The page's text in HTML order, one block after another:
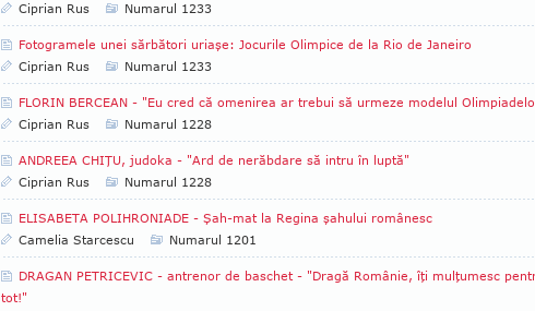
Ciprian Rus
Numarul 1233
Fotogramele unei sărbători uriaşe: Jocurile Olimpice de la Rio de Janeiro
Ciprian Rus
Numarul 1233
FLORIN BERCEAN - "Eu cred că omenirea ar trebui să urmeze modelul
Ciprian Rus
Numarul 1228
ANDREEA CHIŢU, judoka - "Ard de nerăbdare să intru în luptă"
Ciprian Rus
Numarul 1228
ELISABETA POLIHRONIADE - Şah-mat la Regina şahului românesc
Camelia Starcescu
Numarul 1201
DRAGAN PETRICEVIC - antrenor de baschet - "Dragă Românie, îţi mulţumesc
tot!"